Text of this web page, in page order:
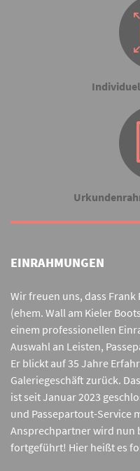
EINRAHMUNGEN
Wir freuen uns, dass Frank
(ehem. Wall am Kieler
einem professionellen
Auswahl an Leisten,
Er blickt auf 35 Jahre
Galeriegeschäft zurück.
ist seit Januar 2023
und Passepartout-Service
Ansprechpartner wird nun
fortgeführt! Hier heißt es